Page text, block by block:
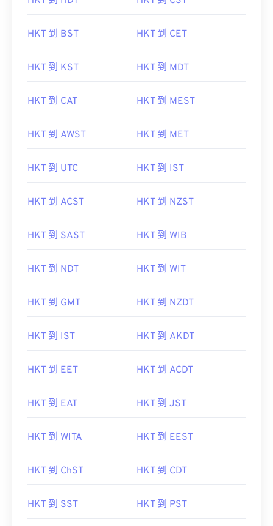
HKT 到 BST HKT 到 CET
HKT 到 KST HKT 到 MDT
HKT 到 CAT HKT 到 MEST
HKT 到 AWST HKT 到 MET
HKT 到 UTC HKT 到 IST
HKT 到 ACST HKT 到 NZST
HKT 到 SAST HKT 到 WIB
HKT 到 NDT HKT 到 WIT
HKT 到 GMT HKT 到 NZDT
HKT 到 IST HKT 到 AKDT
HKT 到 EET HKT 到 ACDT
HKT 到 EAT HKT 到 JST
HKT 到 WITA HKT 到 EEST
HKT 到 ChST HKT 到 CDT
HKT 到 SST HKT 到 PST